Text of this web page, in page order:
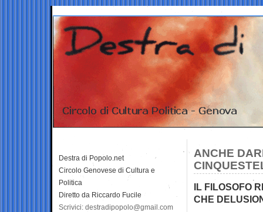
ANCHE
IL FILOSOFO
CHE
Destra di Popolo.net
Circolo Genovese di Cultura e
Politica
Diretto da Riccardo Fucile
Scrivici: destradipopolo@gmail.com